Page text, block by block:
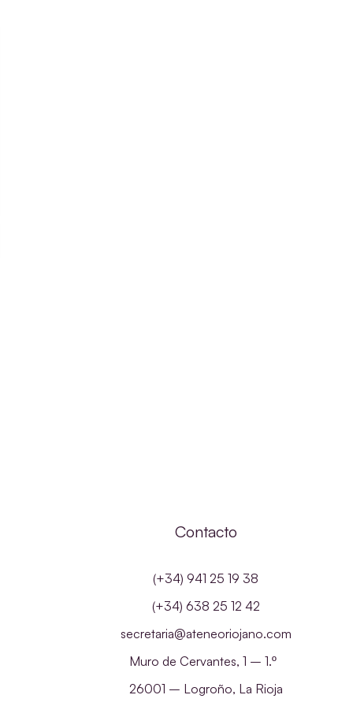
Contacto
(+34) 941 25 19 38
(+34) 638 25 12 42
secretaria@ateneoriojano.com
Muro de Cervantes, 1 – 1.º
26001 – Logroño, La Rioja